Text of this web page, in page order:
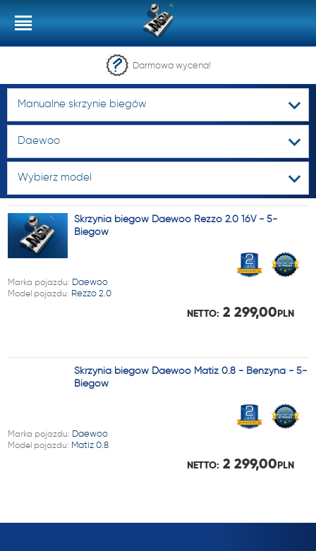
Darmowa wycena!
Manualne skrzynie biegów
Daewoo
Wybierz model
Skrzynia biegów Daewoo Rezzo 2.0 16V - 5-
Biegów
Marka pojazdu: Daewoo
Model pojazdu: Rezzo 2.0
NETTO: 2 299,00PLN
Skrzynia biegów Daewoo Matiz 0.8 - Benzyna - 5-
Biegów
Marka pojazdu: Daewoo
Model pojazdu: Matiz 0.8
NETTO: 2 299,00PLN